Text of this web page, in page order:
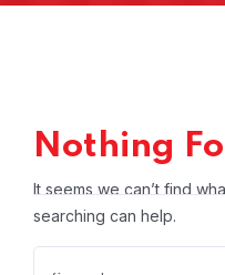
Nothing
It seems we can’t find
searching can help.